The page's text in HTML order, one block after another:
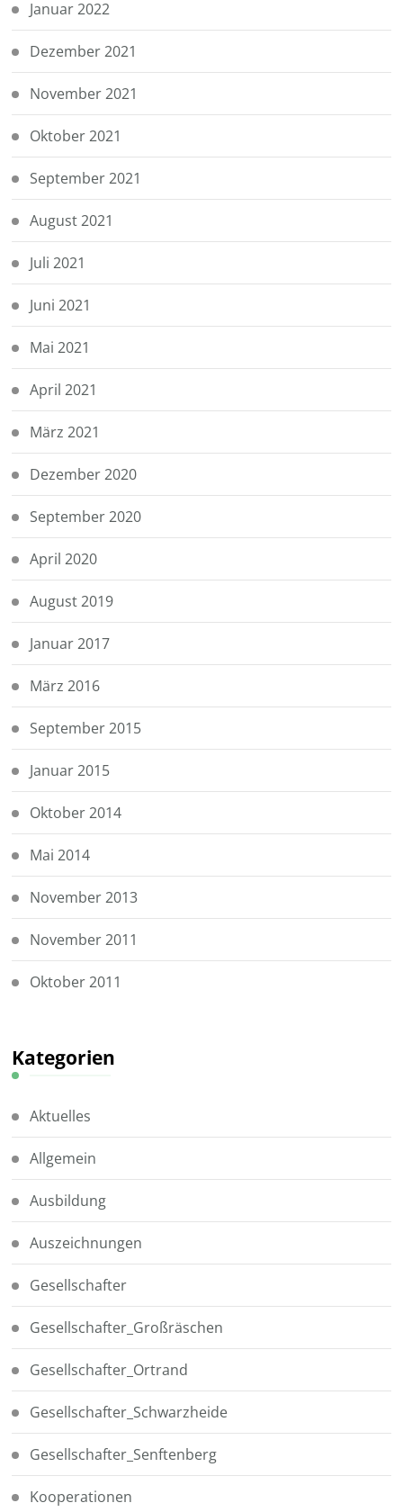
Januar 2022
Dezember 2021
November 2021
Oktober 2021
September 2021
August 2021
Juli 2021
Juni 2021
Mai 2021
April 2021
März 2021
Dezember 2020
September 2020
April 2020
August 2019
Januar 2017
März 2016
September 2015
Januar 2015
Oktober 2014
Mai 2014
November 2013
November 2011
Oktober 2011
Kategorien
Aktuelles
Allgemein
Ausbildung
Auszeichnungen
Gesellschafter
Gesellschafter_Großräschen
Gesellschafter_Ortrand
Gesellschafter_Schwarzheide
Gesellschafter_Senftenberg
Kooperationen